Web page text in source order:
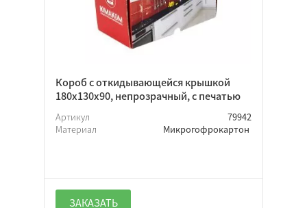
Короб с откидывающейся крышкой
180х130х90, непрозрачный, с печатью
Артикул
79942
Материал
Микрогофрокартон
ЗАКАЗАТЬ